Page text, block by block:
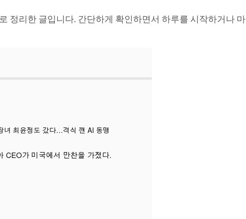
정리한 글입니다. 간단하게 확인하면서 하루를 시작하거나 마